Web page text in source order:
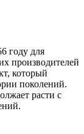
году для
производителей
который
поколений.
расти с